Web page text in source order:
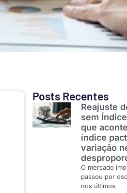
Posts Recentes
Reajuste
sem
que
índice
variação
O mercado
passou por
nos últimos